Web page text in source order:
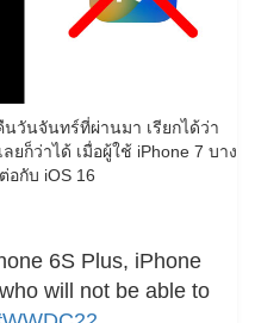
นวันจันทร์ที่ผ่านมา เรียกได้ว่า
ยก็ว่าได้ เมื่อผู้ใช้ iPhone 7 บาง
อกับ iOS 16
6S Plus, iPhone
will not be able to